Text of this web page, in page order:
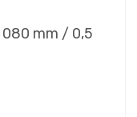
mm / 0,5